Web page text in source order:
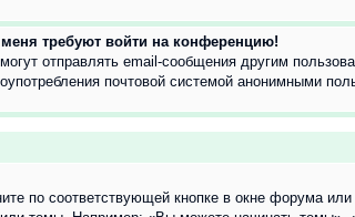
требуют войти на конференцию!
отправлять email-сообщения другим
почтовой системой анонимными
по соответствующей кнопке в окне форума